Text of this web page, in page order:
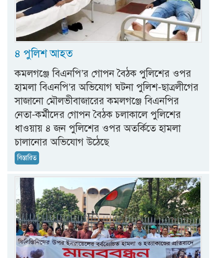
৪ পুলিশ আহত
কমলগঞ্জে বিএনপি’র গোপন বৈঠক পুলিশের ওপর
হামলা বিএনপি’র অভিযোগ ঘটনা পুলিশ-ছাত্রলীগের
সাজানো মৌলভীবাজারের কমলগঞ্জে বিএনপির
নেতা-কর্মীদের গোপন বৈঠক চলাকালে পুলিশের
ধাওয়ায় ৪ জন পুলিশের ওপর অতর্কিতে হামলা
চালানোর অভিযোগ উঠেছে
বিস্তারিত